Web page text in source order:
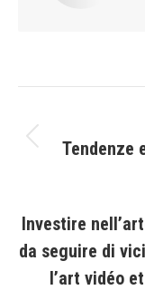
tra
post
Tendenze
Investire
da seguire di
l’art vidéo